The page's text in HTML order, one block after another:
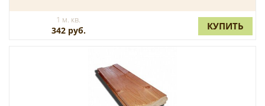
1 м. кв.
342 руб. КУПИТЬ